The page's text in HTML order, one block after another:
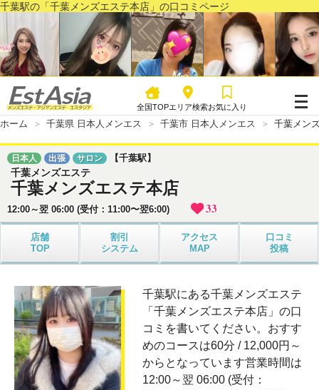
千葉駅の「千葉メンズエステ本店」の口コミページ
全国TOPエリア検索お気に入り
ホーム 千葉県 日本人メンエス 千葉市 日本人メンエス 千葉メン
日本人 出張 サロン 【千葉駅】
千葉メンズエステ
千葉メンズエステ本店
12:00～翌 06:00 (受付：11:00〜翌6:00) 33
店舗
TOP
割引
システム
アクセス
MAP
口コミ
投稿
千葉駅にある千葉メンズエステ
「千葉メンズエステ本店」の口
コミを書いてください。おすす
めのコースは60分 / 12,000円～
からとなっています営業時間は
12:00～翌 06:00 (受付：